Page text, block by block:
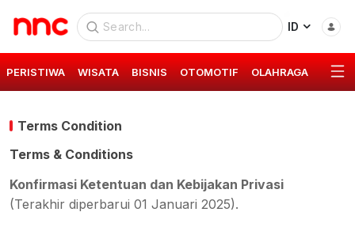
ID
PERISTIWA WISATA BISNIS OTOMOTIF OLAHRAGA GAYA
Terms Condition
Terms & Conditions
Konfirmasi Ketentuan dan Kebijakan Privasi
(Terakhir diperbarui 01 Januari 2025).